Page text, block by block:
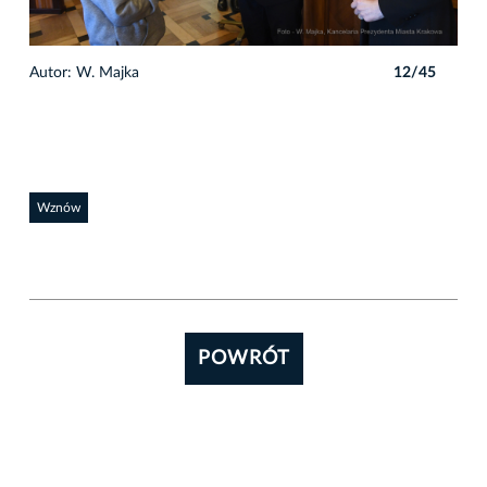
Autor: W. Majka 12/45
Wznów
POWRÓT